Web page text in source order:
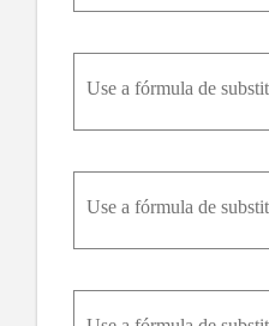
Use a fórmula de
Use a fórmula de